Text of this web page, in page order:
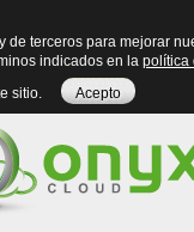
de terceros para mejorar
indicados en la política
sitio.
Acepto